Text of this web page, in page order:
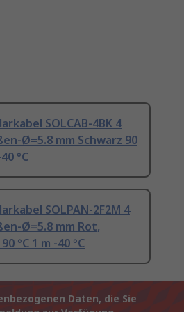
SOLCAB-4BK 4
Ø=5.8 mm Schwarz 90
°C
SOLPAN-2F2M 4
Ø=5.8 mm Rot,
°C 1 m -40 °C
Daten, die Sie